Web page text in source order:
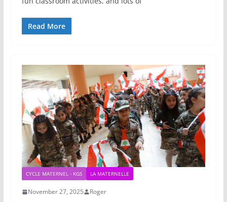
Read More
CYCLE MATERNEL - KGS LA MATERNELLE
November 27, 2025 Roger